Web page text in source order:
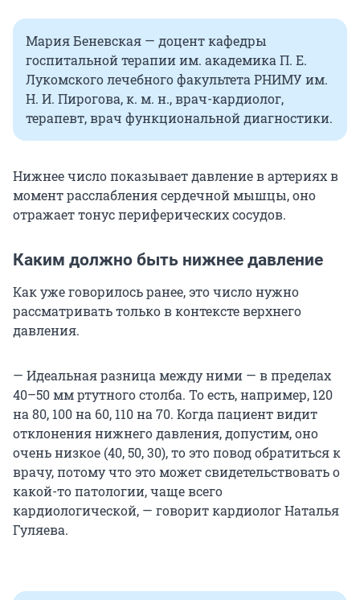
Мария Беневская — доцент кафедры
госпитальной терапии им. академика П. Е.
Лукомского лечебного факультета РНИМУ им.
Н. И. Пирогова, к. м. н., врач-кардиолог,
терапевт, врач функциональной диагностики.
Нижнее число показывает давление в артериях в
момент расслабления сердечной мышцы, оно
отражает тонус периферических сосудов.
Каким должно быть нижнее давление
Как уже говорилось ранее, это число нужно
рассматривать только в контексте верхнего
давления.
— Идеальная разница между ними — в пределах
40–50 мм ртутного столба. То есть, например, 120
на 80, 100 на 60, 110 на 70. Когда пациент видит
отклонения нижнего давления, допустим, оно
очень низкое (40, 50, 30), то это повод обратиться к
врачу, потому что это может свидетельствовать о
какой-то патологии, чаще всего
кардиологической, — говорит кардиолог Наталья
Гуляева.